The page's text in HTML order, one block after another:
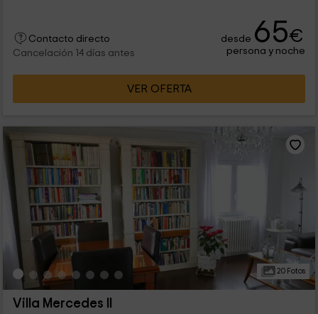
Contacto directo
Cancelación 14 días antes
desde 65€
persona y noche
VER OFERTA
20 Fotos
Villa Mercedes II